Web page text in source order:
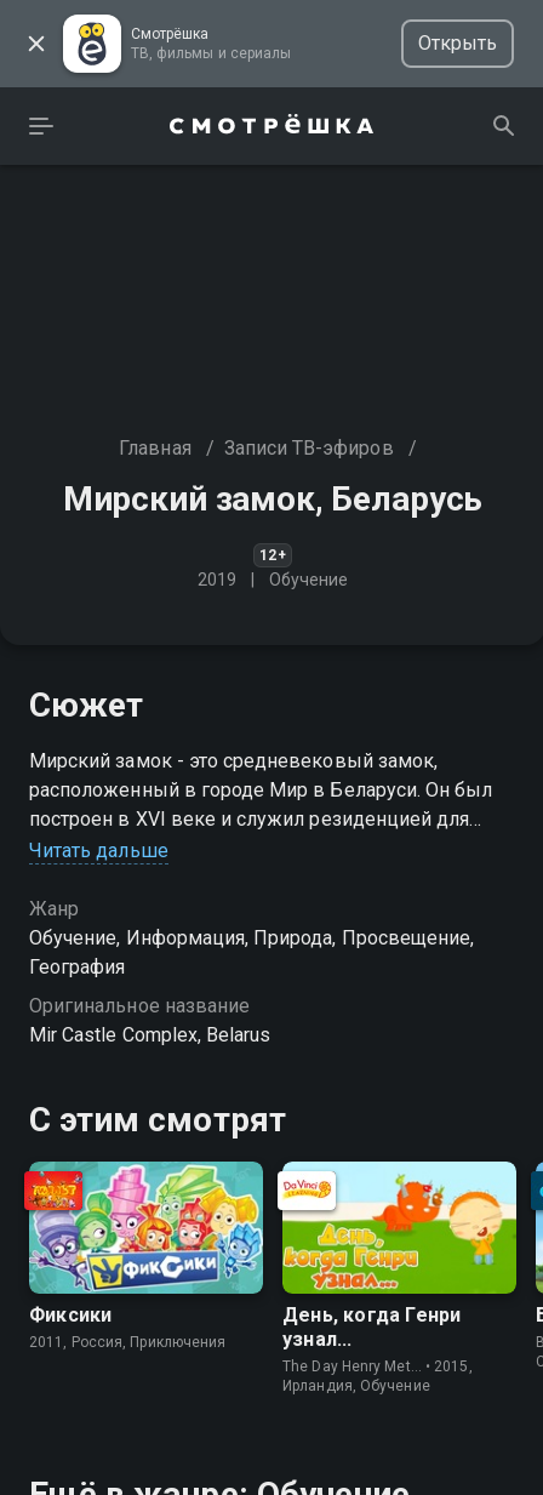
Смотрёшка
ТВ, фильмы и сериалы
Открыть
Главная / Записи ТВ-эфиров /
Мирский замок, Беларусь
12+
2019 Обучение
Сюжет
Мирский замок - это средневековый замок,
расположенный в городе Мир в Беларуси. Он был
построен в XVI веке и служил резиденцией для
шляхетского рода Радзивиллов
Читать дальше
Жанр
Обучение, Информация, Природа, Просвещение,
География
Оригинальное название
Mir Castle Complex, Belarus
С этим смотрят
Фиксики
2011, Россия, Приключения
День, когда Генри
узнал...
The Day Henry Met… • 2015,
Ирландия, Обучение